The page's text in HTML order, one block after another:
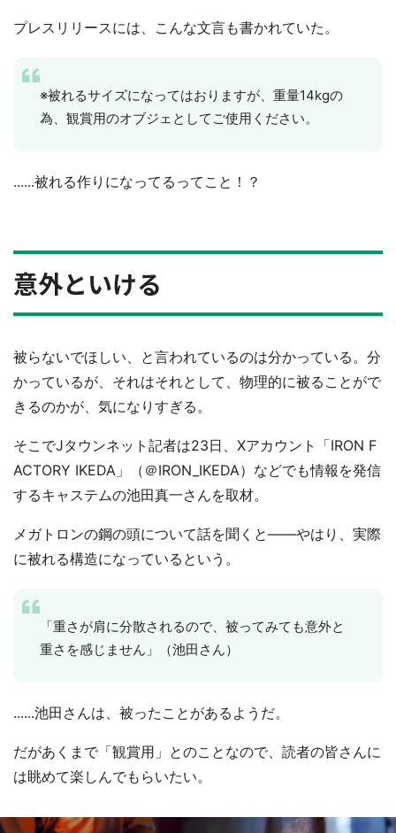
プレスリリースには、こんな文言も書かれていた。
※被れるサイズになってはおりますが、重量14kgの
為、観賞用のオブジェとしてご使用ください。
......被れる作りになってるってこと！？
意外といける
被らないでほしい、と言われているのは分かっている。分
かっているが、それはそれとして、物理的に被ることがで
きるのかが、気になりすぎる。
そこでJタウンネット記者は23日、Xアカウント「IRON F
ACTORY IKEDA」（＠IRON_IKEDA）などでも情報を発信
するキャステムの池田真一さんを取材。
メガトロンの鋼の頭について話を聞くと――やはり、実際
に被れる構造になっているという。
「重さが肩に分散されるので、被ってみても意外と
重さを感じません」（池田さん）
......池田さんは、被ったことがあるようだ。
だがあくまで「観賞用」とのことなので、読者の皆さんに
は眺めて楽しんでもらいたい。